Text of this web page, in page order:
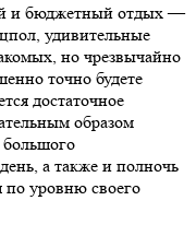
и бюджетный отдых —
удивительные
но чрезвычайно
точно будете
достаточное
образом
большого
а также и полночь
по уровню своего